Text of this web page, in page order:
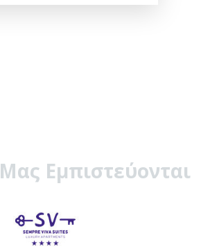
Μας Εμπιστεύονται